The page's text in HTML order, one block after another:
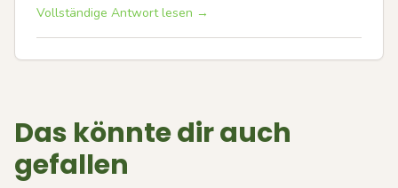
Vollständige Antwort lesen →
Das könnte dir auch
gefallen